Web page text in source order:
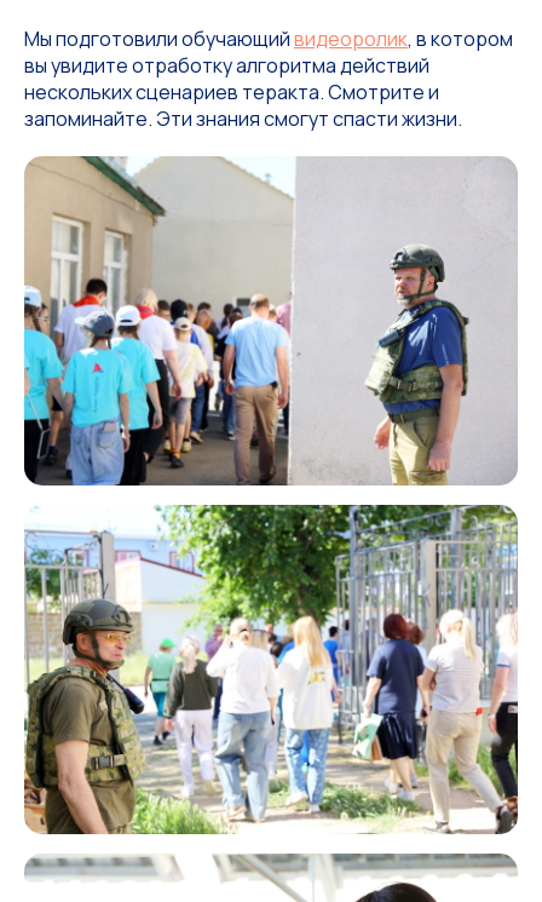
Мы подготовили обучающийвидеоролик, в котором
вы увидите отработку алгоритма действий
нескольких сценариев теракта. Смотрите и
запоминайте. Эти знания смогут спасти жизни.